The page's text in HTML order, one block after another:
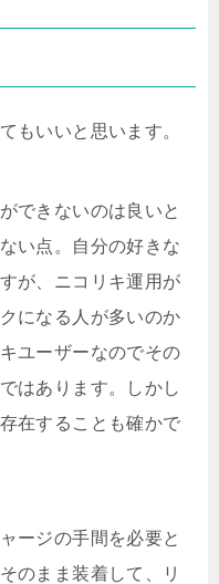
もいいと思います。
できないのは良いと
い点。自分の好きな
が、ニコリキ運用が
になる人が多いのか
ユーザーなのでその
はあります。しかし
在することも確かで
ージの手間を必要と
のまま装着して、リ